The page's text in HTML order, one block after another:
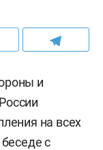
и
на всех
с